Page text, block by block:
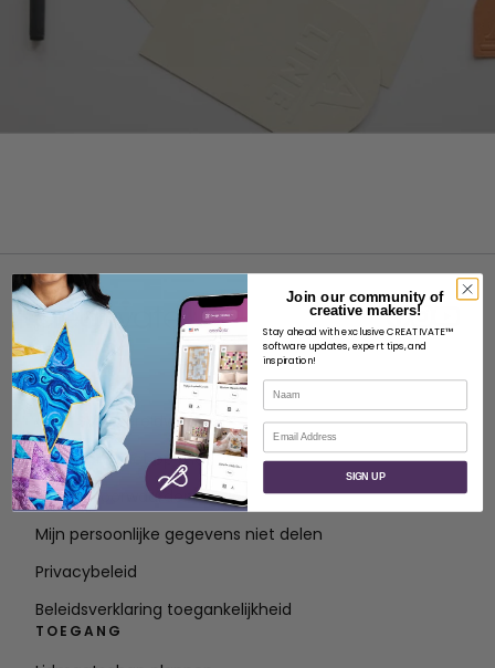
OVER
Over SVP Wereldwijd
Neem contact op met
Servicevoorwaarden
Mijn persoonlijke gegevens niet delen
Privacybeleid
Beleidsverklaring toegankelijkheid
TOEGANG
Join our community of
creative makers!
Stay ahead with exclusive CREATIVATE™
software updates, expert tips, and
inspiration!
Naam
E-mail
SIGN UP